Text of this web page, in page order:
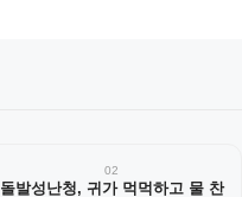
02
돌발성난청, 귀가 먹먹하고 물 찬